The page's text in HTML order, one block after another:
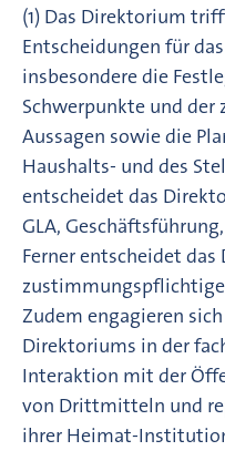
(1) Das Direktorium
Entscheidungen für
insbesondere die
Schwerpunkte und
Aussagen sowie die
Haushalts- und des
entscheidet das
GLA,
Ferner entscheidet
zustimmungspflichtige
Zudem engagieren
Direktoriums in der
Interaktion mit der
von Drittmitteln und
ihrer Heimat-